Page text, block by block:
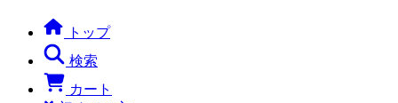
トップ
検索
カート